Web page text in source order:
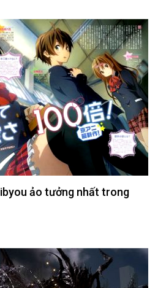
ảo tưởng nhất trong